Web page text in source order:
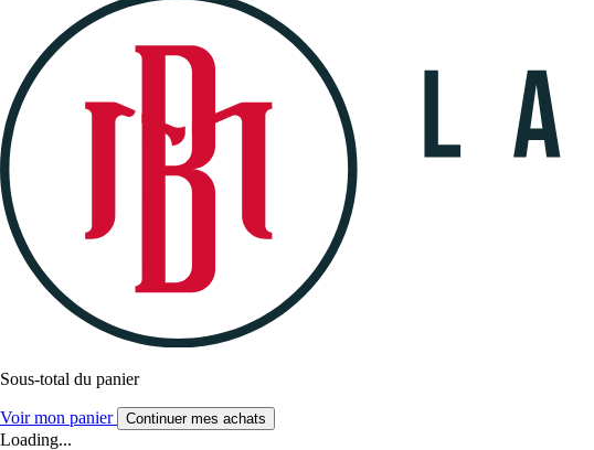
Sous-total du panier
Voir mon panier Continuer mes achats
Loading...